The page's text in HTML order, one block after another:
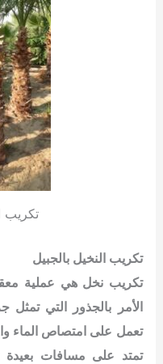
تكريب
تكريب النخيل بالجبيل
تكريب نخل هي عملية
الأمر بالجذور التي تمثل
تعمل على امتصاص الماء
تمتد على مسافات بعيدة